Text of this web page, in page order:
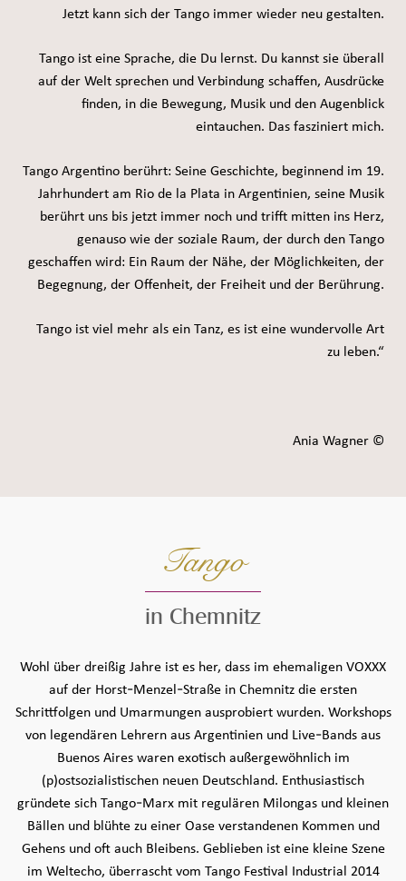
Jetzt kann sich der Tango immer wieder neu gestalten.
Tango ist eine Sprache, die Du lernst. Du kannst sie überall
auf der Welt sprechen und Verbindung schaffen, Ausdrücke
finden, in die Bewegung, Musik und den Augenblick
eintauchen. Das fasziniert mich.
Tango Argentino berührt: Seine Geschichte, beginnend im 19.
Jahrhundert am Rio de la Plata in Argentinien, seine Musik
berührt uns bis jetzt immer noch und trifft mitten ins Herz,
genauso wie der soziale Raum, der durch den Tango
geschaffen wird: Ein Raum der Nähe, der Möglichkeiten, der
Begegnung, der Offenheit, der Freiheit und der Berührung.
Tango ist viel mehr als ein Tanz, es ist eine wundervolle Art
zu leben.“
Ania Wagner ©
Tango
in Chemnitz
Seiteninhalt überspringen und zur Fußzeile gehen
Wohl über dreißig Jahre ist es her, dass im ehemaligen VOXXX
auf der Horst-Menzel-Straße in Chemnitz die ersten
Schrittfolgen und Umarmungen ausprobiert wurden. Workshops
von legendären Lehrern aus Argentinien und Live-Bands aus
Buenos Aires waren exotisch außergewöhnlich im
(p)ostsozialistischen neuen Deutschland. Enthusiastisch
gründete sich Tango-Marx mit regulären Milongas und kleinen
Bällen und blühte zu einer Oase verstandenen Kommen und
Gehens und oft auch Bleibens. Geblieben ist eine kleine Szene
im Weltecho, überrascht vom Tango Festival Industrial 2014